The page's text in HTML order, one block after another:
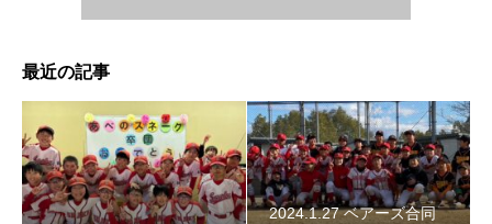
最近の記事
2024.1.27 ベアーズ合同